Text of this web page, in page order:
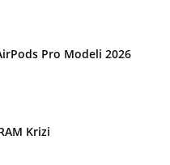
Pro Modeli 2026
Krizi